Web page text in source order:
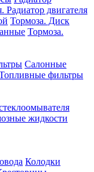
Радиатор двигателя
Тормоза. Диск
Тормоза.
Салонные
фильтры
жидкости
Колодки